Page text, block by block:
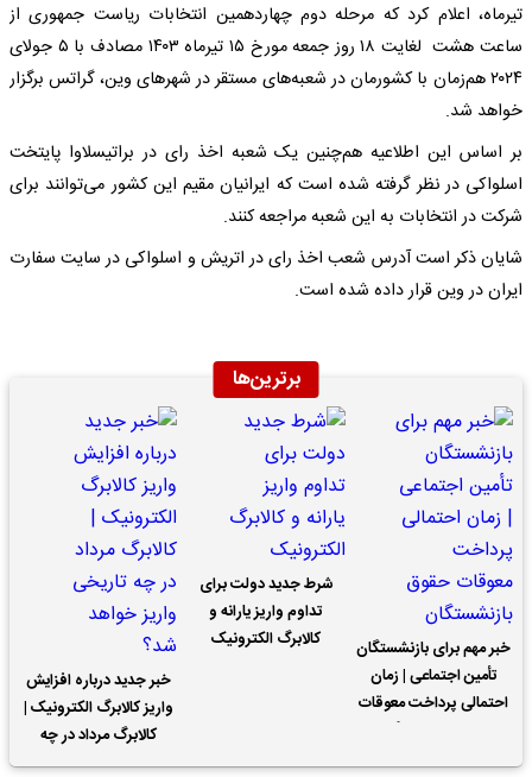
تیرماه، اعلام کرد که مرحله دوم چهاردهمین انتخابات ریاست جمهوری از
ساعت هشت لغایت ۱۸ روز جمعه مورخ ۱۵ تیرماه ۱۴۰۳ مصادف با ۵ جولای
۲۰۲۴ هم‌زمان با کشورمان در شعبه‌های مستقر در شهرهای وین، گراتس برگزار
خواهد شد.
بر اساس این اطلاعیه هم‌چنین یک شعبه اخذ رای در براتیسلاوا پایتخت
اسلواکی در نظر گرفته شده است که ایرانیان مقیم این کشور می‌توانند برای
شرکت در انتخابات به این شعبه مراجعه کنند.
شایان ذکر است آدرس شعب اخذ رای در اتریش و اسلواکی در سایت سفارت
ایران در وین قرار داده شده است.
برترین‌ها
خبر مهم برای بازنشستگان
تأمین اجتماعی | زمان
احتمالی پرداخت معوقات
شرط جدید دولت برای
تداوم واریز یارانه و
کالابرگ الکترونیک
خبر جدید درباره افزایش
واریز کالابرگ الکترونیک |
کالابرگ مرداد در چه
تاریخی واریز خواهد شد؟